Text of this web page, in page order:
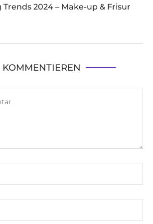
2024 – Make-up & Frisur
KOMMENTIEREN